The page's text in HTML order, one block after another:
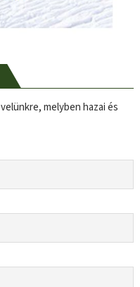
melyben hazai és